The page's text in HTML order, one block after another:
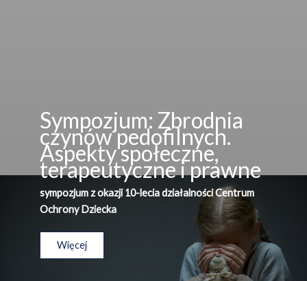
Sympozjum: Zbrodnia
czynów pedofilnych.
Aspekty społeczne,
terapeutyczne i prawne
sympozjum z okazji 10-lecia działalności Centrum
Ochrony Dziecka
Więcej